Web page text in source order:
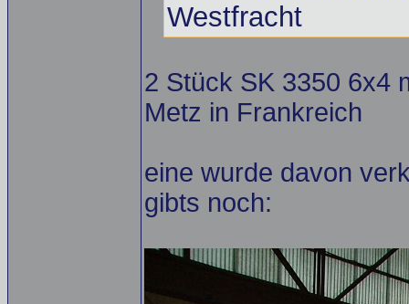
Westfracht
2 Stück SK 3350 6x4
Metz in Frankreich
eine wurde davon
gibts noch: